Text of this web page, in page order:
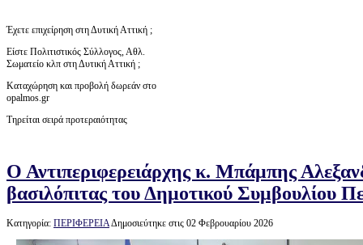
Έχετε επιχείρηση στη Δυτική Αττική ;
Είστε Πολιτιστικός Σύλλογος, Αθλ.
Σωματείο κλπ στη Δυτική Αττική ;
Καταχώρηση και προβολή δωρεάν στο
opalmos.gr
Τηρείται σειρά προτεραιότητας
Ο Αντιπεριφερειάρχης κ. Μπάμπης
βασιλόπιτας του Δημοτικού Συμβουλίου
Κατηγορία: ΠΕΡΙΦΕΡΕΙΑΔημοσιεύτηκε στις 02 Φεβρουαρίου 2026